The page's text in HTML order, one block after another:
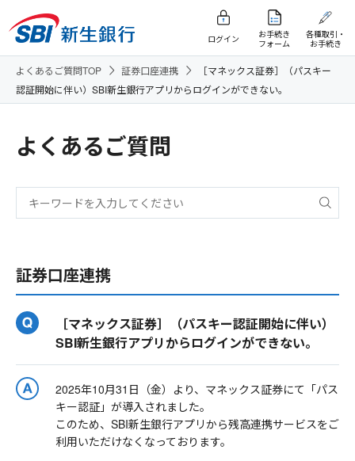
ログイン
お手続き
フォーム
各種取引・
お手続き
よくあるご質問TOP 証券口座連携
［マネックス証券］（パスキー
認証開始に伴い）SBI新生銀行アプリからログインができない。
よくあるご質問
証券口座連携
［マネックス証券］（パスキー認証開始に伴い）
SBI新生銀行アプリからログインができない。
2025年10月31日（金）より、マネックス証券にて「パス
キー認証」が導入されました。
このため、SBI新生銀行アプリから残高連携サービスをご
利用いただけなくなっております。